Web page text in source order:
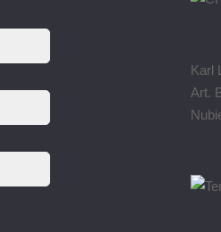
Karl
Art.